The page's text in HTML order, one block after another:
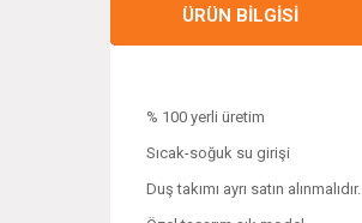
ÜRÜN BILGISI
% 100 yerli üretim
Sıcak-soğuk su girişi
Duş takımı ayrı satın alınmalıdır.